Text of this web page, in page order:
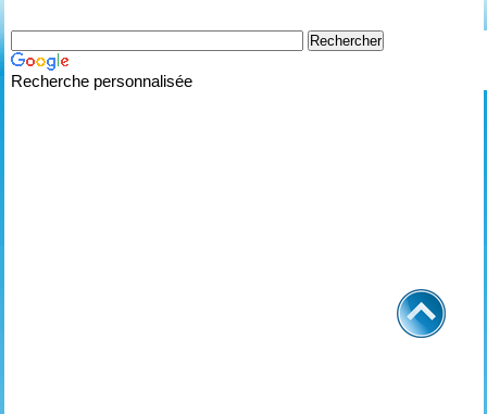
Recherche personnalisée